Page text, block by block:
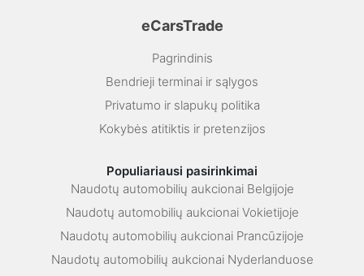
eCarsTrade
Pagrindinis
Bendrieji terminai ir sąlygos
Privatumo ir slapukų politika
Kokybės atitiktis ir pretenzijos
Populiariausi pasirinkimai
Naudotų automobilių aukcionai Belgijoje
Naudotų automobilių aukcionai Vokietijoje
Naudotų automobilių aukcionai Prancūzijoje
Naudotų automobilių aukcionai Nyderlanduose